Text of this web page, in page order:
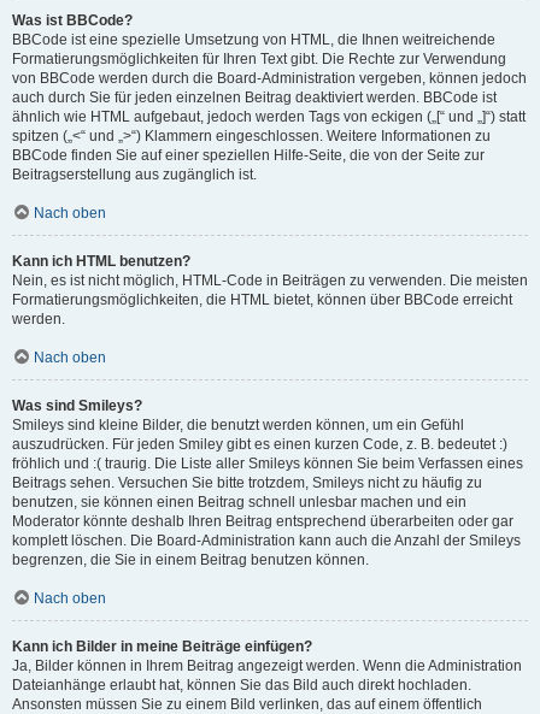
Was ist BBCode?
BBCode ist eine spezielle Umsetzung von HTML, die Ihnen weitreichende
Formatierungsmöglichkeiten für Ihren Text gibt. Die Rechte zur Verwendung
von BBCode werden durch die Board-Administration vergeben, können jedoch
auch durch Sie für jeden einzelnen Beitrag deaktiviert werden. BBCode ist
ähnlich wie HTML aufgebaut, jedoch werden Tags von eckigen („[“ und „]“) statt
spitzen („<“ und „>“) Klammern eingeschlossen. Weitere Informationen zu
BBCode finden Sie auf einer speziellen Hilfe-Seite, die von der Seite zur
Beitragserstellung aus zugänglich ist.
Nach oben
Kann ich HTML benutzen?
Nein, es ist nicht möglich, HTML-Code in Beiträgen zu verwenden. Die meisten
Formatierungsmöglichkeiten, die HTML bietet, können über BBCode erreicht
werden.
Nach oben
Was sind Smileys?
Smileys sind kleine Bilder, die benutzt werden können, um ein Gefühl
auszudrücken. Für jeden Smiley gibt es einen kurzen Code, z. B. bedeutet :)
fröhlich und :( traurig. Die Liste aller Smileys können Sie beim Verfassen eines
Beitrags sehen. Versuchen Sie bitte trotzdem, Smileys nicht zu häufig zu
benutzen, sie können einen Beitrag schnell unlesbar machen und ein
Moderator könnte deshalb Ihren Beitrag entsprechend überarbeiten oder gar
komplett löschen. Die Board-Administration kann auch die Anzahl der Smileys
begrenzen, die Sie in einem Beitrag benutzen können.
Nach oben
Kann ich Bilder in meine Beiträge einfügen?
Ja, Bilder können in Ihrem Beitrag angezeigt werden. Wenn die Administration
Dateianhänge erlaubt hat, können Sie das Bild auch direkt hochladen.
Ansonsten müssen Sie zu einem Bild verlinken, das auf einem öffentlich